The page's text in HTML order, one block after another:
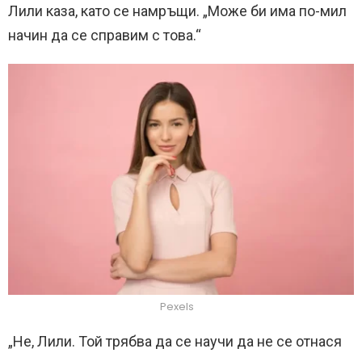
Лили каза, като се намръщи. „Може би има по-мил
начин да се справим с това.“
Pexels
„Не, Лили. Той трябва да се научи да не се отнася